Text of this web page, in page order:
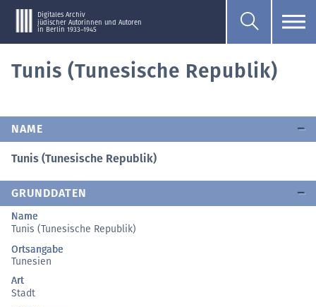
Digitales Archiv
jüdischer Autorinnen und Autoren
in Berlin 1933–1945
Tunis (Tunesische Republik)
NAME
Tunis (Tunesische Republik)
GRUNDDATEN
Name
Tunis (Tunesische Republik)
Ortsangabe
Tunesien
Art
Stadt